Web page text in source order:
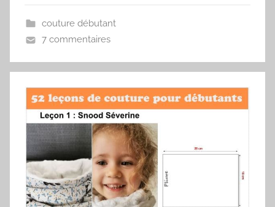
couture débutant
7 commentaires